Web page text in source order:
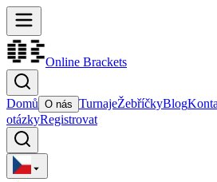
Online Brackets
Domů O nás TurnajeŽebříčkyBlog
otázkyRegistrovat